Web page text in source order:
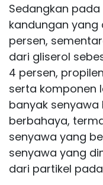
Sedangkan
kandungan yang
persen,
dari gliserol
4 persen,
serta komponen
banyak
berbahaya,
senyawa yang
senyawa yang
dari partikel